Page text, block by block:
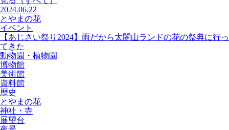
2024.06.22
とやまの花
イベント
【あじさい祭り2024】雨だから太閤山ランドの花の祭典に行っ
てきた
動物園・植物園
博物館
美術館
資料館
歴史
とやまの花
神社・寺
展望台